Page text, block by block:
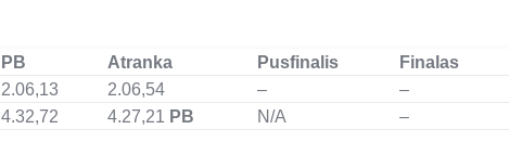
PB Atranka Pusfinalis Finalas
2.06,13 2.06,54 – –
4.32,72 4.27,21 PB N/A –